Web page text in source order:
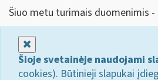
Šiuo metu turimais duomenimis -
Šioje svetainėje naudojami
cookies). Būtinieji slapukai